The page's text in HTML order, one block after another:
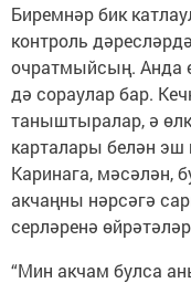
Биремнәр бик
контроль
очратмыйсың. Анда
дә сораулар бар.
таныштыралар, ә
карталары белән эш
Каринага, мәсәлән,
акчаңны нәрсәгә
серләренә
“Мин акчам булса